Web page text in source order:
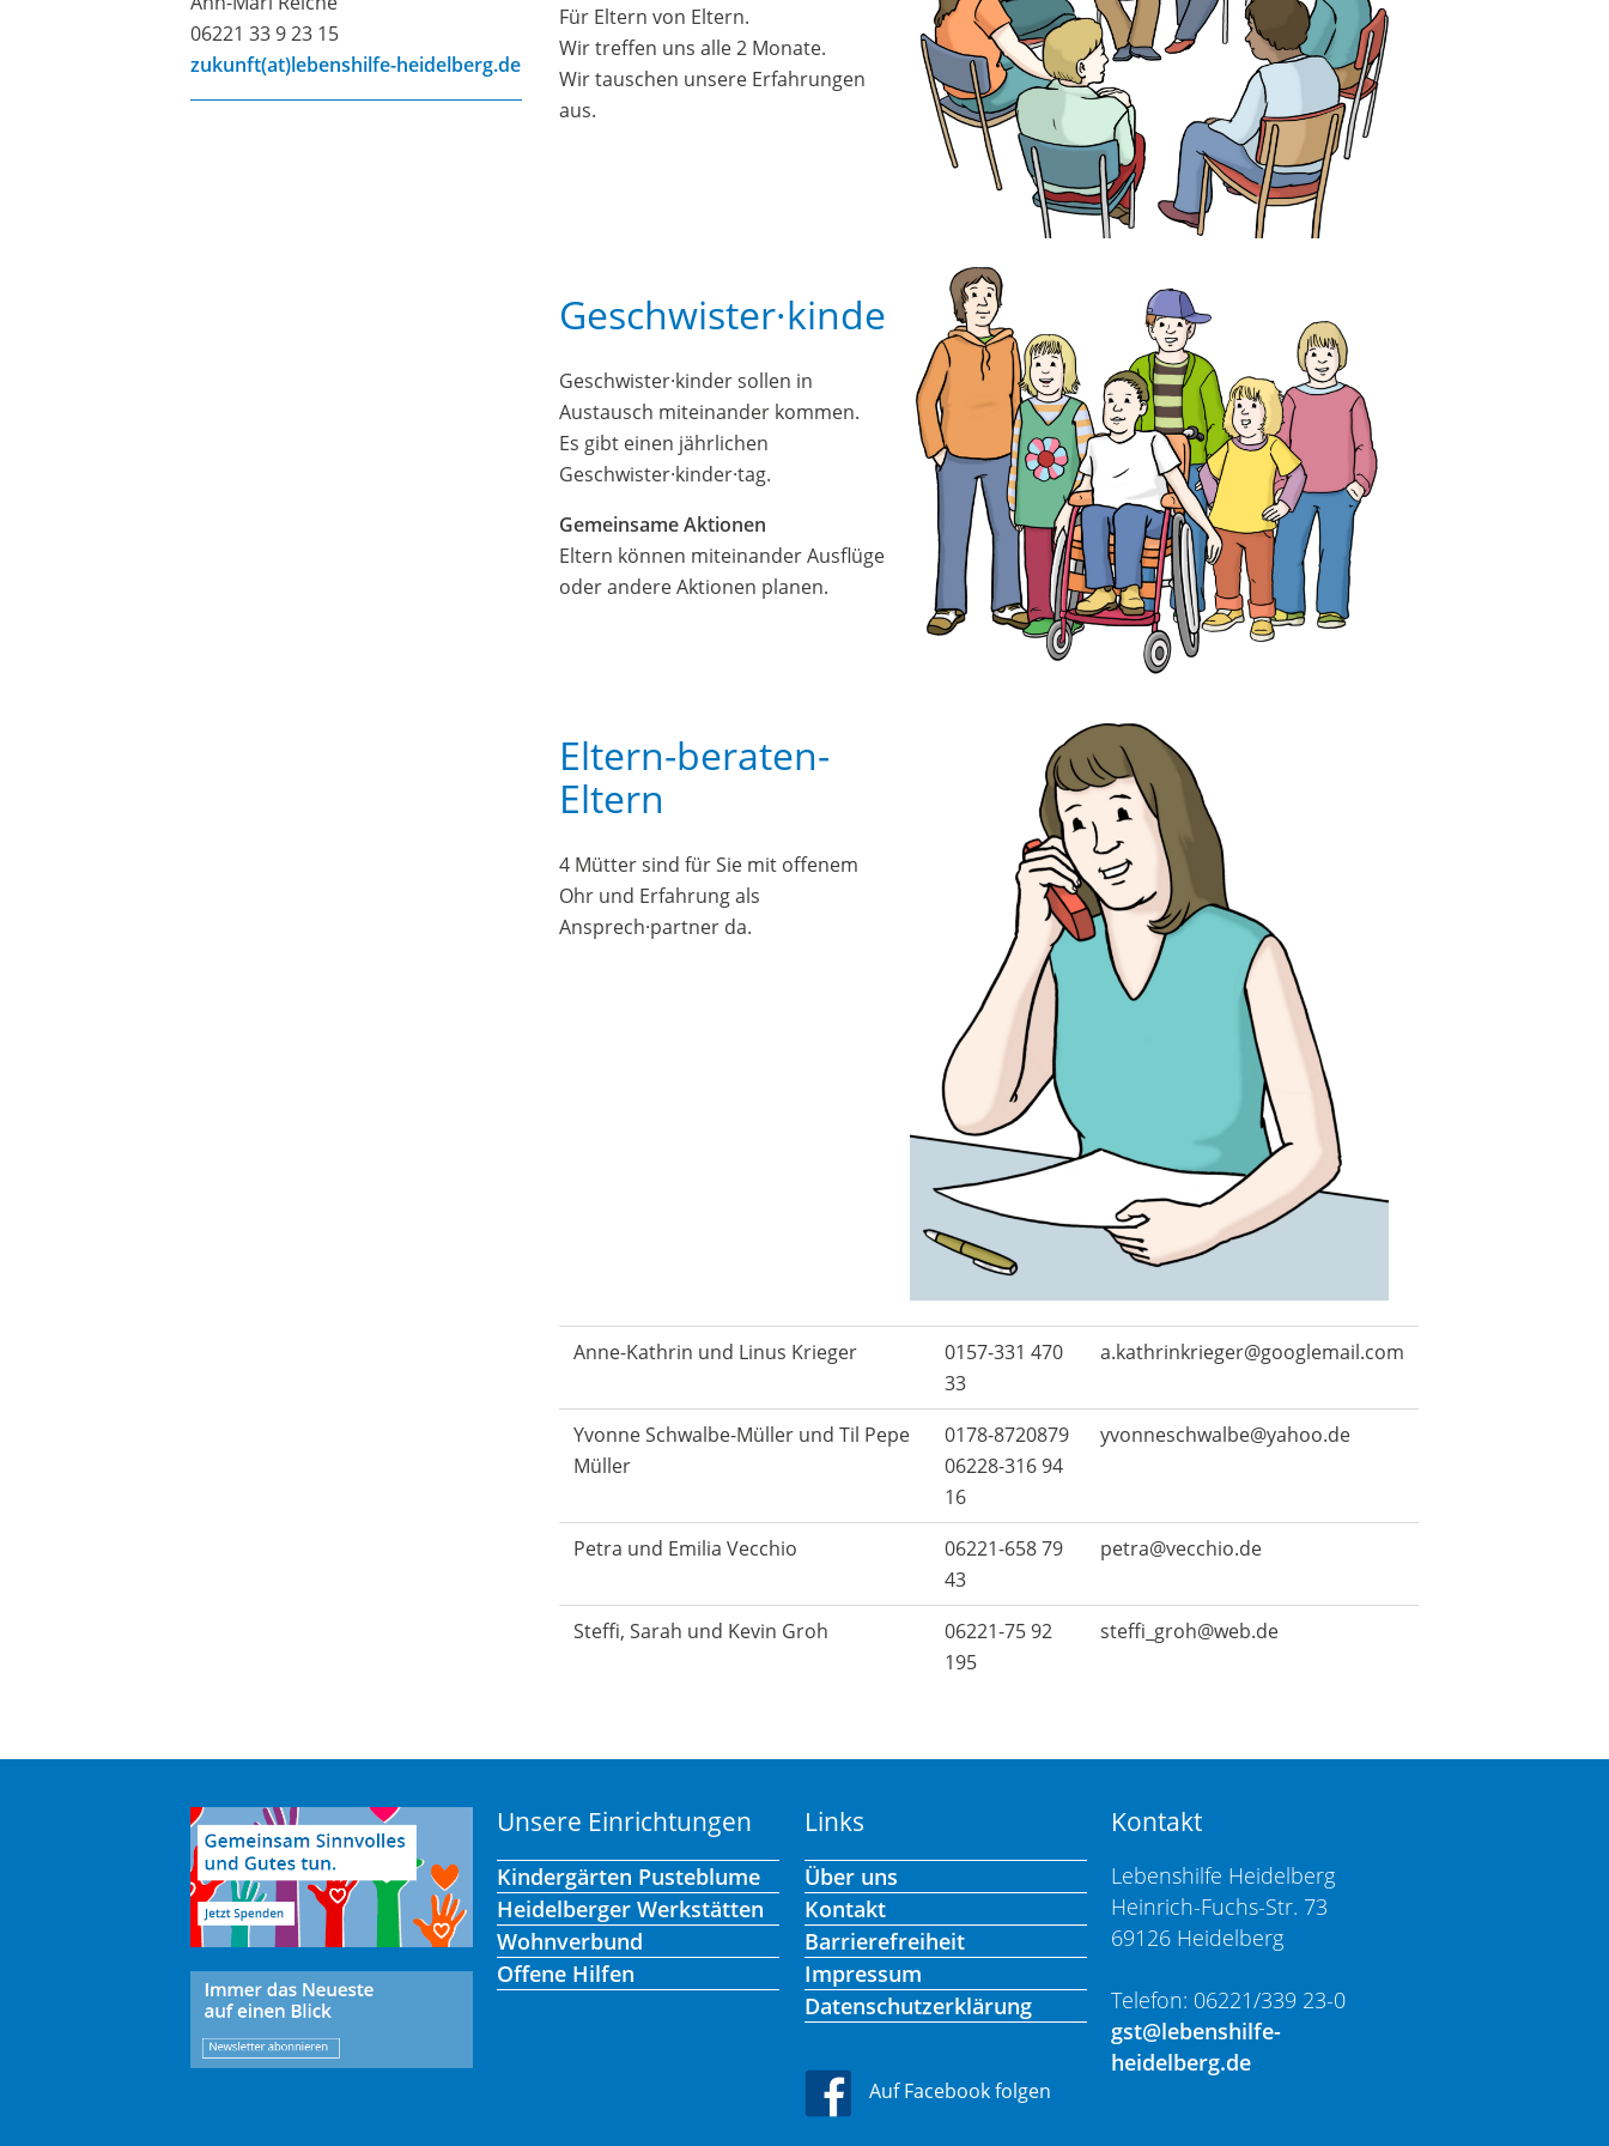
06221 33 9 23 15
zukunft(at)lebenshilfe-heidelberg.de
Für Eltern von Eltern.
Wir treffen uns alle 2 Monate.
Wir tauschen unsere Erfahrungen
aus.
Geschwister·kinder
Geschwister·kinder sollen in
Austausch miteinander kommen.
Es gibt einen jährlichen
Geschwister·kinder·tag.
Gemeinsame Aktionen
Eltern können miteinander Ausflüge
oder andere Aktionen planen.
Eltern-beraten-
Eltern
4 Mütter sind für Sie mit offenem
Ohr und Erfahrung als
Ansprech·partner da.
Anne-Kathrin und Linus Krieger
0157-331 470
33
a.kathrinkrieger@googlemail.com
Yvonne Schwalbe-Müller und Til Pepe
Müller
0178-8720879
06228-316 94
16
yvonneschwalbe@yahoo.de
Petra und Emilia Vecchio
06221-658 79
43
petra@vecchio.de
Steffi, Sarah und Kevin Groh
06221-75 92
195
steffi_groh@web.de
Unsere Einrichtungen
Kindergärten Pusteblume
Heidelberger Werkstätten
Wohnverbund
Offene Hilfen
Links
Über uns
Kontakt
Barrierefreiheit
Impressum
Datenschutzerklärung
Auf Facebook folgen
Kontakt
Lebenshilfe Heidelberg
Heinrich-Fuchs-Str. 73
69126 Heidelberg
Telefon: 06221/339 23-0
gst@lebenshilfe-
heidelberg.de